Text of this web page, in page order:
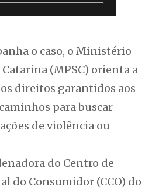
o caso, o Ministério
(MPSC) orienta a
direitos garantidos aos
para buscar
de violência ou
do Centro de
do Consumidor (CCO) do